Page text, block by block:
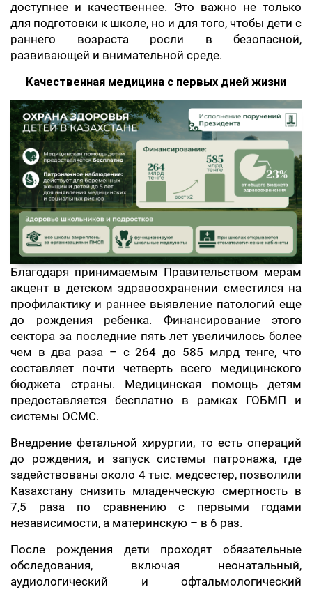
доступнее и качественнее. Это важно не только
для подготовки к школе, но и для того, чтобы дети с
раннего возраста росли в безопасной,
развивающей и внимательной среде.
Качественная медицина с первых дней жизни
Благодаря принимаемым Правительством мерам
акцент в детском здравоохранении сместился на
профилактику и раннее выявление патологий еще
до рождения ребенка. Финансирование этого
сектора за последние пять лет увеличилось более
чем в два раза – с 264 до 585 млрд тенге, что
составляет почти четверть всего медицинского
бюджета страны. Медицинская помощь детям
предоставляется бесплатно в рамках ГОБМП и
системы ОСМС.
Внедрение фетальной хирургии, то есть операций
до рождения, и запуск системы патронажа, где
задействованы около 4 тыс. медсестер, позволили
Казахстану снизить младенческую смертность в
7,5 раза по сравнению с первыми годами
независимости, а материнскую – в 6 раз.
После рождения дети проходят обязательные
обследования, включая неонатальный,
аудиологический и офтальмологический